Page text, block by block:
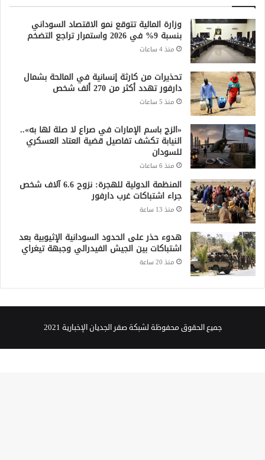
وزارة المالية تتوقع نمو الاقتصاد السوداني
بنسبة 9% في 2026 واستمرار تراجع التضخم
منذ 4 ساعات
تحذيرات من كارثة إنسانية في المالحة بشمال
دارفور تهدد أكثر من 270 ألف شخص
منذ 5 ساعات
«الزج باسم الإمارات في صراع لا صلة لها به»..
النيابة تكشف تفاصيل قضية العتاد العسكري
للسودان
منذ 6 ساعات
المنظمة الدولية للهجرة: نزوح 6.6 آلاف شخص
جراء اشتباكات غرب دارفور
منذ 13 ساعة
هدوء حذر على الحدود السودانية الإثيوبية بعد
اشتباكات بين الجيش الفيدرالي وجبهة تيغراي
منذ 20 ساعة
جميع الحقوق محفوظة لشبكة صقر الجديان الإخبارية 2021